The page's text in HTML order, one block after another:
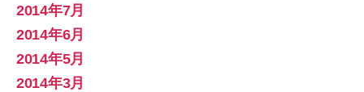
2014年7月
2014年6月
2014年5月
2014年3月